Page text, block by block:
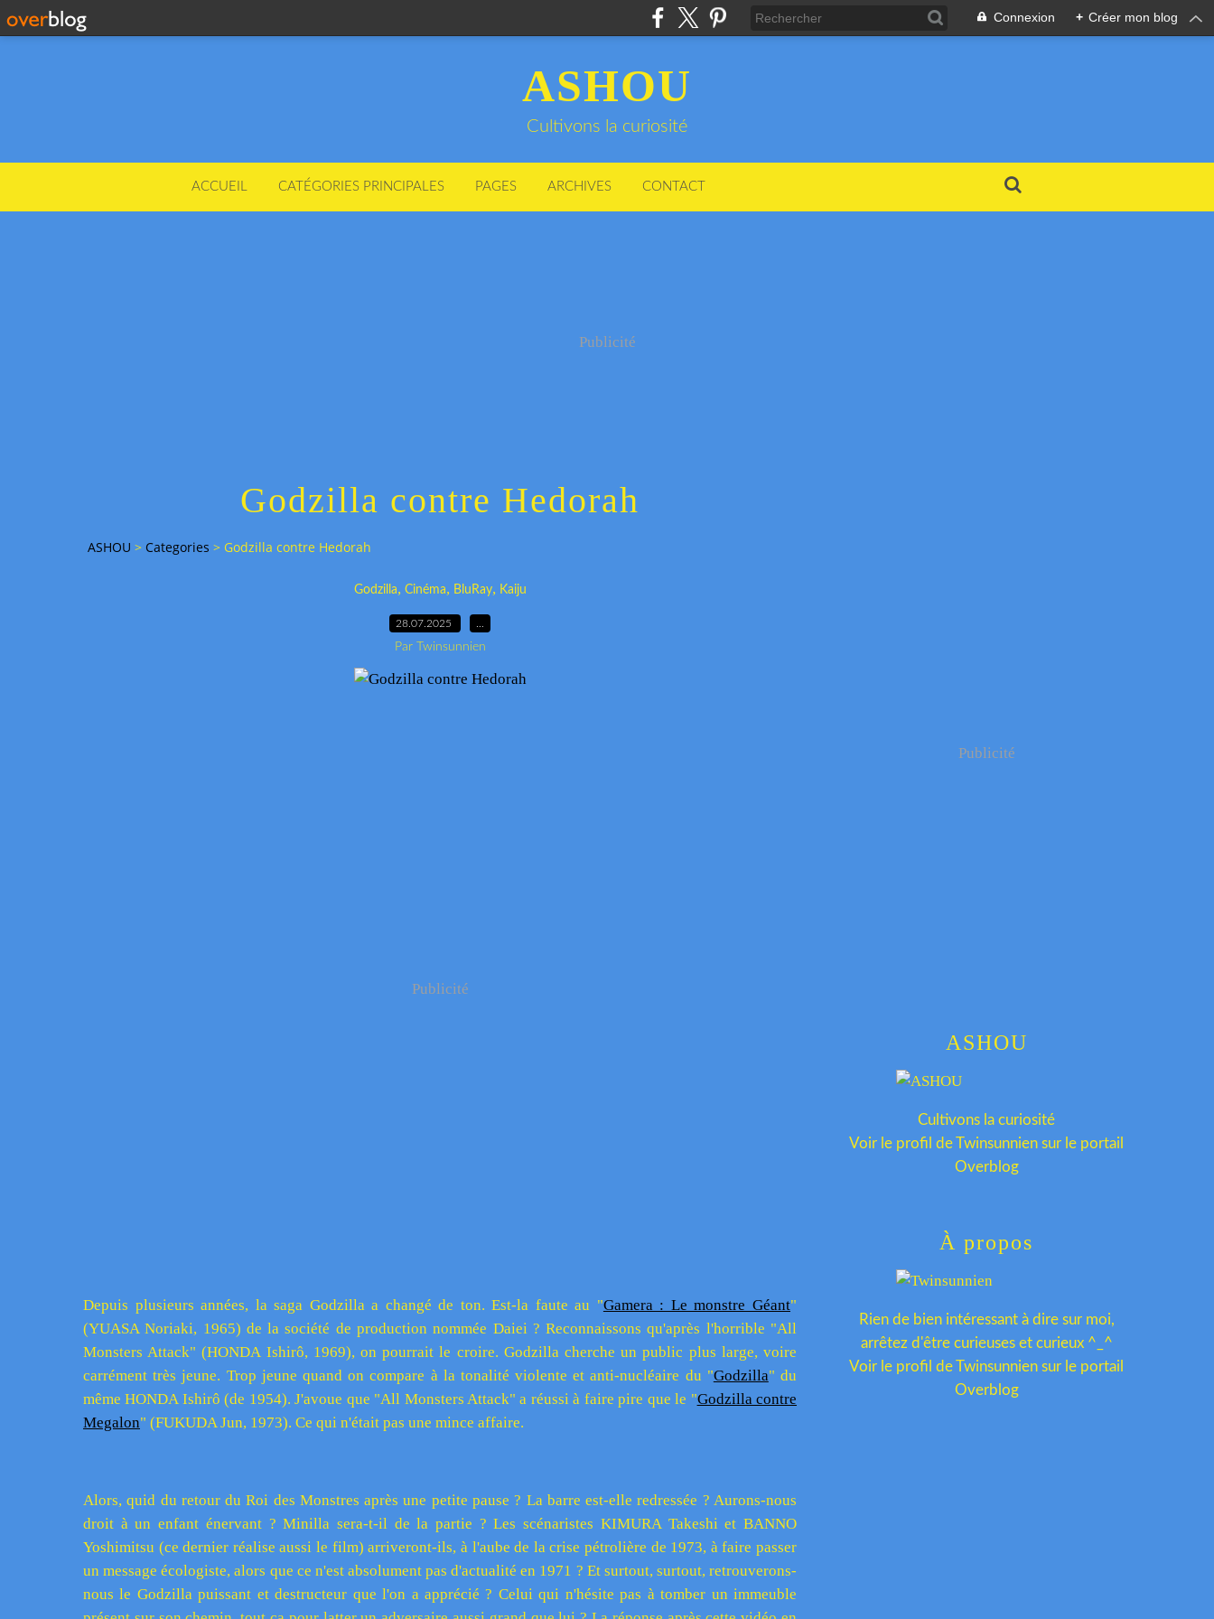
Connexion + Créer mon blog
ASHOU
Cultivons la curiosité
ACCUEIL CATÉGORIES PRINCIPALES PAGES ARCHIVES CONTACT
Publicité
Godzilla contre Hedorah
ASHOU > Categories > Godzilla contre Hedorah
Godzilla, Cinéma, BluRay, Kaiju
28.07.2025
Par Twinsunnien
Publicité
Depuis plusieurs années, la saga Godzilla a changé de ton. Est-la faute au "Gamera : Le monstre Géant"
(YUASA Noriaki, 1965) de la société de production nommée Daiei ? Reconnaissons qu'après l'horrible "All
Monsters Attack" (HONDA Ishirô, 1969), on pourrait le croire. Godzilla cherche un public plus large, voire
carrément très jeune. Trop jeune quand on compare à la tonalité violente et anti-nucléaire du "Godzilla" du
même HONDA Ishirô (de 1954). J'avoue que "All Monsters Attack" a réussi à faire pire que le "Godzilla contre
Megalon" (FUKUDA Jun, 1973). Ce qui n'était pas une mince affaire.
Alors, quid du retour du Roi des Monstres après une petite pause ? La barre est-elle redressée ? Aurons-nous
droit à un enfant énervant ? Minilla sera-t-il de la partie ? Les scénaristes KIMURA Takeshi et BANNO
Yoshimitsu (ce dernier réalise aussi le film) arriveront-ils, à l'aube de la crise pétrolière de 1973, à faire passer
un message écologiste, alors que ce n'est absolument pas d'actualité en 1971 ? Et surtout, surtout, retrouverons-
nous le Godzilla puissant et destructeur que l'on a apprécié ? Celui qui n'hésite pas à tomber un immeuble
Publicité
ASHOU
Cultivons la curiosité
Voir le profil deTwinsunnien sur le portail
Overblog
À propos
Rien de bien intéressant à dire sur moi,
arrêtez d'être curieuses et curieux ^_^
Voir le profil deTwinsunnien sur le portail
Overblog